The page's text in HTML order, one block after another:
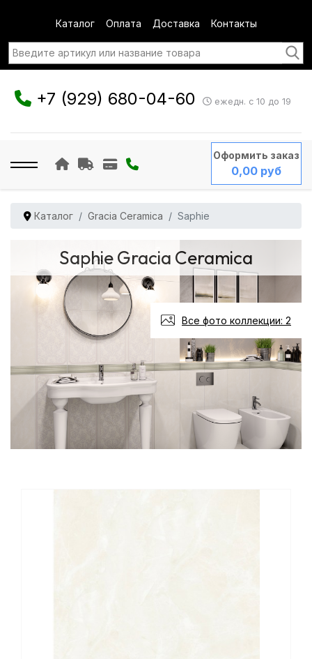
Каталог Оплата Доставка Контакты
+7 (929) 680-04-60 ежедн. с 10 до 19
Оформить заказ
0,00 руб
Каталог Gracia Ceramica Saphie
Saphie Gracia Ceramica
Все фото коллекции: 2